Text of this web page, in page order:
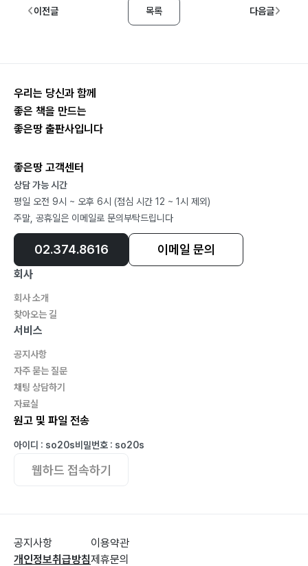
이전글 목록 다음글
우리는 당신과 함께
좋은 책을 만드는
좋은땅 출판사입니다
좋은땅 고객센터
상담 가능 시간
평일 오전 9시 ~ 오후 6시 (점심 시간 12 ~ 1시 제외)
주말, 공휴일은 이메일로 문의부탁드립니다
02.374.8616 이메일 문의
회사
회사 소개
찾아오는 길
서비스
공지사항
자주 묻는 질문
채팅 상담하기
자료실
원고 및 파일 전송
아이디 : so20s비밀번호 : so20s
웹하드 접속하기
공지사항
개인정보취급방침
이용약관
제휴문의